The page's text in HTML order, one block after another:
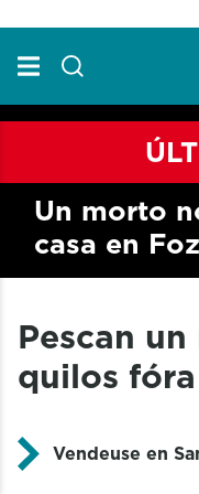
Un morto
casa en Foz
Pescan
quilos
Vendeuse en